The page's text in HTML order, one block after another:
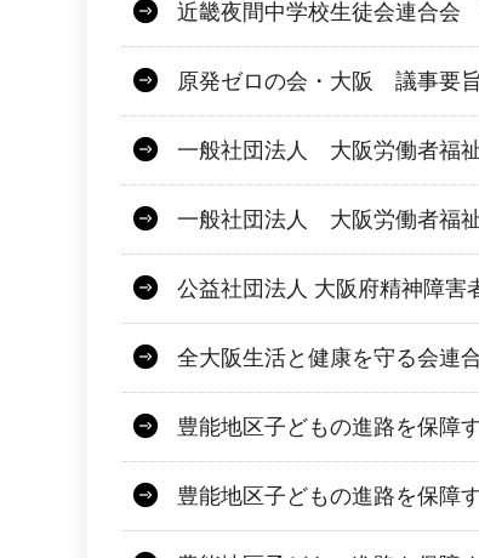
近畿夜間中学校生徒会連合会
原発ゼロの会・大阪 議事要旨
一般社団法人 大阪労働者福
一般社団法人 大阪労働者福
公益社団法人 大阪府精神障
全大阪生活と健康を守る会連
豊能地区子どもの進路を保障
豊能地区子どもの進路を保障